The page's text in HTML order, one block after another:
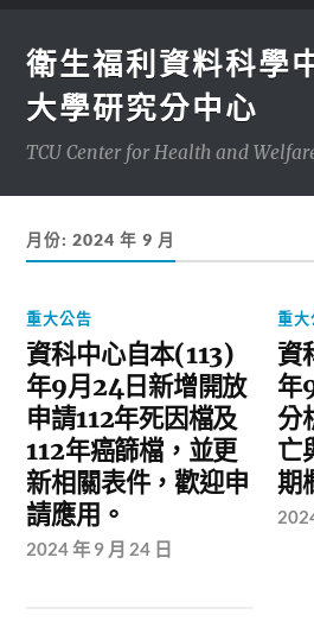
衛生福利資料科學
大學研究分中心
TCU Center for Health and
月份:2024 年 9 月
重大公告
資科中心自本(113)
年9月24日新增開放
申請112年死因檔及
112年癌篩檔，並更
新相關表件，歡迎申
請應用。
2024 年 9 月 24 日
重大
資
年
分
亡
期